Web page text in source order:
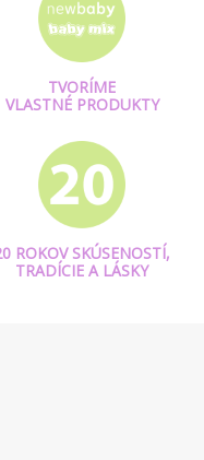
TVORÍME
VLASTNÉ PRODUKTY
ROKOV SKÚSENOSTÍ,
TRADÍCIE A LÁSKY